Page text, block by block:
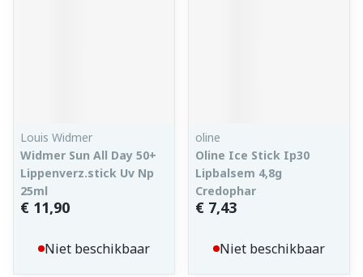
Louis Widmer
Widmer Sun All Day 50+
Lippenverz.stick Uv Np
25ml
€ 11,90
Niet beschikbaar
oline
Oline Ice Stick Ip30
Lipbalsem 4,8g
Credophar
€ 7,43
Niet beschikbaar